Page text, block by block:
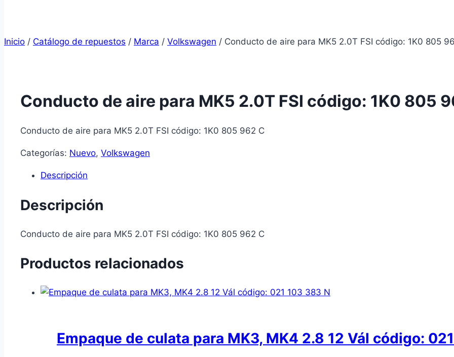
Inicio / Catálogo de repuestos / Marca / Volkswagen / Conducto de aire para MK5 2.0T FSI código: 1K0 805
Conducto de aire para MK5 2.0T FSI código: 1K0 805
Conducto de aire para MK5 2.0T FSI código: 1K0 805 962 C
Categorías: Nuevo, Volkswagen
Descripción
Descripción
Conducto de aire para MK5 2.0T FSI código: 1K0 805 962 C
Productos relacionados
Empaque de culata para MK3, MK4 2.8 12 Vál código: